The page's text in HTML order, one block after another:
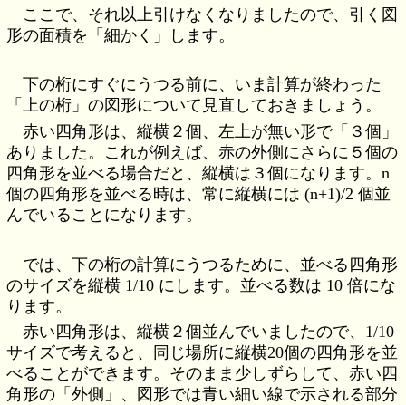
ここで、それ以上引けなくなりましたので、引く図
形の面積を「細かく」します。
下の桁にすぐにうつる前に、いま計算が終わった
「上の桁」の図形について見直しておきましょう。
赤い四角形は、縦横２個、左上が無い形で「３個」
ありました。これが例えば、赤の外側にさらに５個の
四角形を並べる場合だと、縦横は３個になります。n
個の四角形を並べる時は、常に縦横には (n+1)/2 個並
んでいることになります。
では、下の桁の計算にうつるために、並べる四角形
のサイズを縦横 1/10 にします。並べる数は 10 倍にな
ります。
赤い四角形は、縦横２個並んでいましたので、1/10
サイズで考えると、同じ場所に縦横20個の四角形を並
べることができます。そのまま少しずらして、赤い四
角形の「外側」、図形では青い細い線で示される部分